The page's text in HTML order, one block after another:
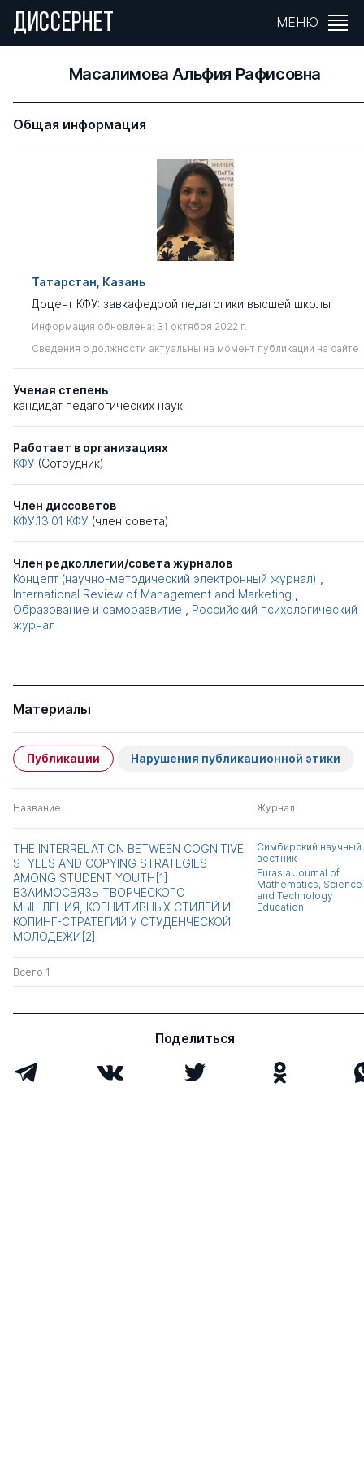
ДИССЕРНЕТ МЕНЮ
Масалимова Альфия Рафисовна
Общая информация
Татарстан, Казань
Доцент КФУ: завкафедрой педагогики высшей школы
Информация обновлена: 31 октября 2022 г.
Сведения о должности актуальны на момент публикации на сайте
Ученая степень
кандидат педагогических наук
Работает в организациях
КФУ (Сотрудник)
Член диссоветов
КФУ.13.01 КФУ (член совета)
Член редколлегии/совета журналов
Концепт (научно-методический электронный журнал)
International Review of Management and Marketing
Образование и саморазвитие
Российский психологический
журнал
Материалы
Публикации Нарушения публикационной этики
Название Журнал
THE INTERRELATION BETWEEN COGNITIVE
STYLES AND COPYING STRATEGIES
AMONG STUDENT YOUTH[1]
ВЗАИМОСВЯЗЬ ТВОРЧЕСКОГО
МЫШЛЕНИЯ, КОГНИТИВНЫХ СТИЛЕЙ И
КОПИНГ-СТРАТЕГИЙ У СТУДЕНЧЕСКОЙ
МОЛОДЕЖИ[2]
Симбирский научный
вестник
Eurasia Journal of
Mathematics, Science
and Technology
Education
Всего 1
Поделиться